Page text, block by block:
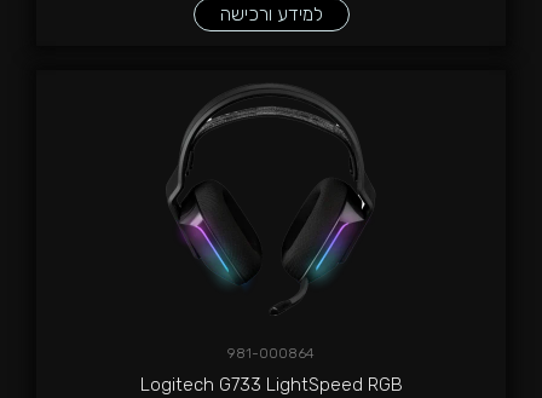
למידע ורכישה
981-000864
Logitech G733 LightSpeed RGB